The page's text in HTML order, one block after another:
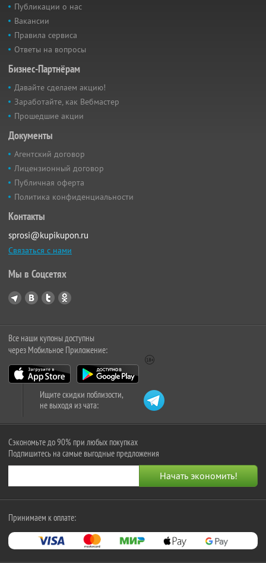
Публикации о нас
Вакансии
Правила сервиса
Ответы на вопросы
Бизнес-Партнёрам
Давайте сделаем акцию!
Заработайте, как Вебмастер
Прошедшие акции
Документы
Агентский договор
Лицензионный договор
Публичная оферта
Политика конфиденциальности
Контакты
sprosi@kupikupon.ru
Связаться с нами
Мы в Соцсетях
Все наши купоны доступны
через Мобильное Приложение:
Ищите скидки поблизости,
не выходя из чата:
Сэкономьте до 90% при любых покупках
Подпишитесь на самые выгодные предложения
Принимаем к оплате: